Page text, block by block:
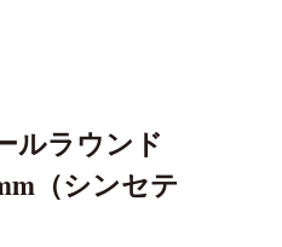
ルラウンド
（シンセテ